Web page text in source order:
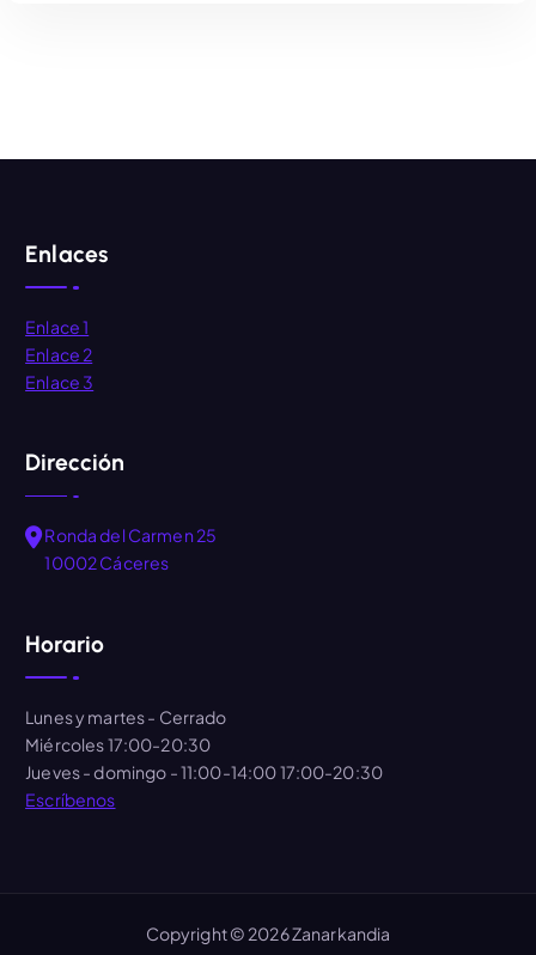
Enlaces
Enlace 1
Enlace 2
Enlace 3
Dirección
Ronda del Carmen 25
10002 Cáceres
Horario
Lunes y martes- Cerrado
Miércoles17:00-20:30
Jueves - domingo - 11:00-14:00 17:00-20:30
Escríbenos
Copyright © 2026 Zanarkandia